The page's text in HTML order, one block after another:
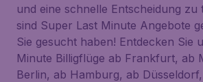
und eine schnelle Entscheidung zu
sind Super Last Minute Angebote
Sie gesucht haben! Entdecken Sie
Minute Billigflüge ab Frankfurt, ab
Berlin, ab Hamburg, ab